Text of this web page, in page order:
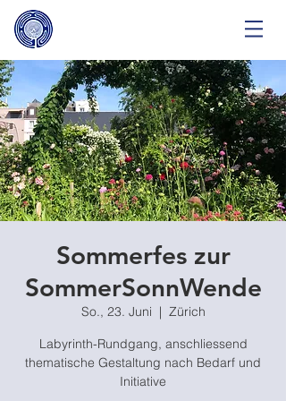
Sommerfes zur
SommerSonnWende
So., 23. Juni
  |
Zürich
Labyrinth-Rundgang, anschliessend
thematische Gestaltung nach Bedarf und
Initiative